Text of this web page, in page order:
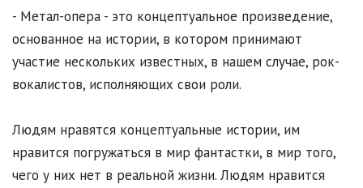
- Метал-опера - это концептуальное произведение,
основанное на истории, в котором принимают
участие нескольких известных, в нашем случае, рок-
вокалистов, исполняющих свои роли.
Людям нравятся концептуальные истории, им
нравится погружаться в мир фантастки, в мир того,
чего у них нет в реальной жизни. Людям нравится